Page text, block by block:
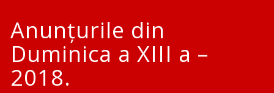
Anunțurile din
Duminica a XIII a –
2018.